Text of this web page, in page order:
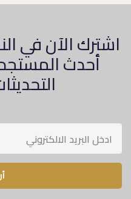
اشترك الآن في
أحدث